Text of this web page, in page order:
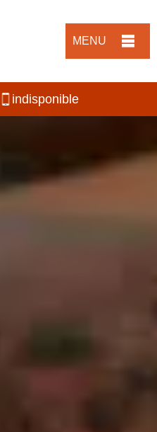
MENU
indisponible